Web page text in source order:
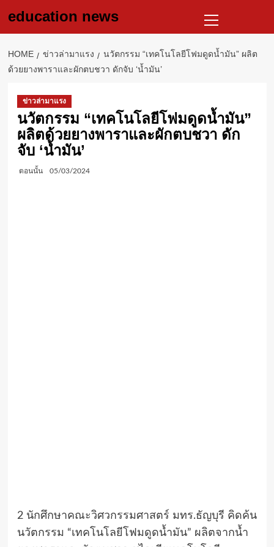
education news
Menu
HOME ข่าวล่ามาแรง
นวัตกรรม “เทคโนโลยีโฟมดูดน้ำมัน” ผลิต
ด้วยยางพาราและผักตบชวา ดักจับ ‘น้ำมัน’
ข่าวล่ามาแรง
นวัตกรรม “เทคโนโลยีโฟมดูดน้ำมัน”
ผลิตด้วยยางพาราและผักตบชวา ดัก
จับ ‘น้ำมัน’
ตอนนั้น 05/03/2024
2 นักศึกษาคณะวิศวกรรมศาสตร์ มทร.ธัญบุรี คิดค้น
นวัตกรรม “เทคโนโลยีโฟมดูดน้ำมัน” ผลิตจากน้ำ